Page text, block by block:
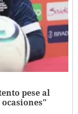
pese al